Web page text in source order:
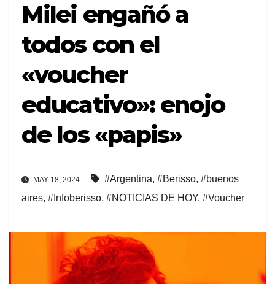
Milei engañó a
todos con el
«voucher
educativo»: enojo
de los «papis»
MAY 18, 2024 #Argentina, #Berisso, #buenos
aires, #Infoberisso, #NOTICIAS DE HOY, #Voucher